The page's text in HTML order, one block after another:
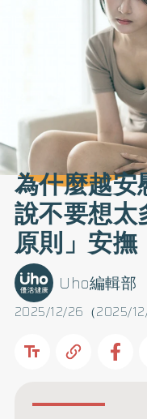
為什麼越
說不要想
原則」安撫
2025/12/26（2025/
Uho編輯部